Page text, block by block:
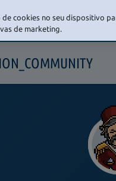
cookies no seu dispositivo
de marketing.